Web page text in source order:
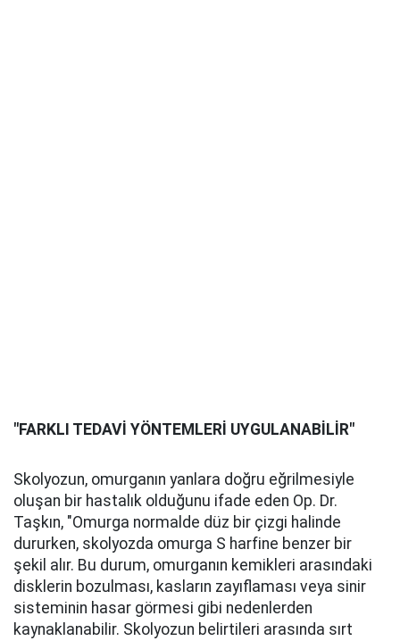
"FARKLI TEDAVİ YÖNTEMLERİ UYGULANABİLİR"
Skolyozun, omurganın yanlara doğru eğrilmesiyle
oluşan bir hastalık olduğunu ifade eden Op. Dr.
Taşkın, "Omurga normalde düz bir çizgi halinde
dururken, skolyozda omurga S harfine benzer bir
şekil alır. Bu durum, omurganın kemikleri arasındaki
disklerin bozulması, kasların zayıflaması veya sinir
sisteminin hasar görmesi gibi nedenlerden
kaynaklanabilir. Skolyozun belirtileri arasında sırt